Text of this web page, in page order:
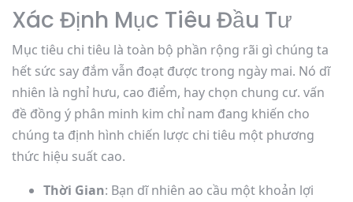
Xác Định Mục Tiêu Đầu Tư
Mục tiêu chi tiêu là toàn bộ phần rộng rãi gì chúng ta
hết sức say đắm vẫn đoạt được trong ngày mai. Nó dĩ
nhiên là nghỉ hưu, cao điểm, hay chọn chung cư. vấn
đề đồng ý phân minh kim chỉ nam đang khiến cho
chúng ta định hình chiến lược chi tiêu một phương
thức hiệu suất cao.
Thời Gian: Bạn dĩ nhiên ao cầu một khoản lợi